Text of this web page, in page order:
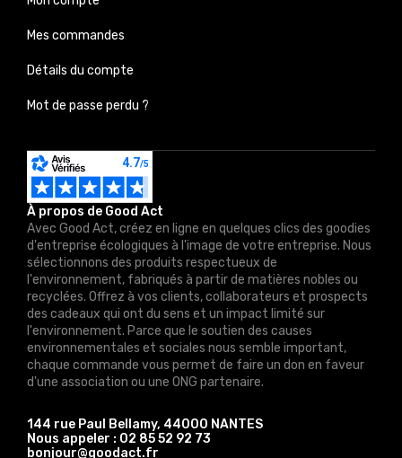
À propos de Good Act
Avec Good Act, créez en ligne en quelques clics des goodies
d'entreprise écologiques à l'image de votre entreprise. Nous
sélectionnons des produits respectueux de
l'environnement, fabriqués à partir de matières nobles ou
recyclées. Offrez à vos clients, collaborateurs et prospects
des cadeaux qui ont du sens et un impact limité sur
l'environnement. Parce que le soutien des causes
environnementales et sociales nous semble important,
chaque commande vous permet de faire un don en faveur
d'une association ou une ONG partenaire.
144 rue Paul Bellamy, 44000 NANTES
Nous appeler : 02 85 52 92 73
bonjour@goodact.fr
Mes commandes
Détails du compte
Mot de passe perdu ?